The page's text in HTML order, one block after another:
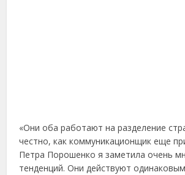
«Они оба работают на разделение
честно, как коммуникационщик еще
Петра Порошенко я заметила очень
тенденций. Они действуют